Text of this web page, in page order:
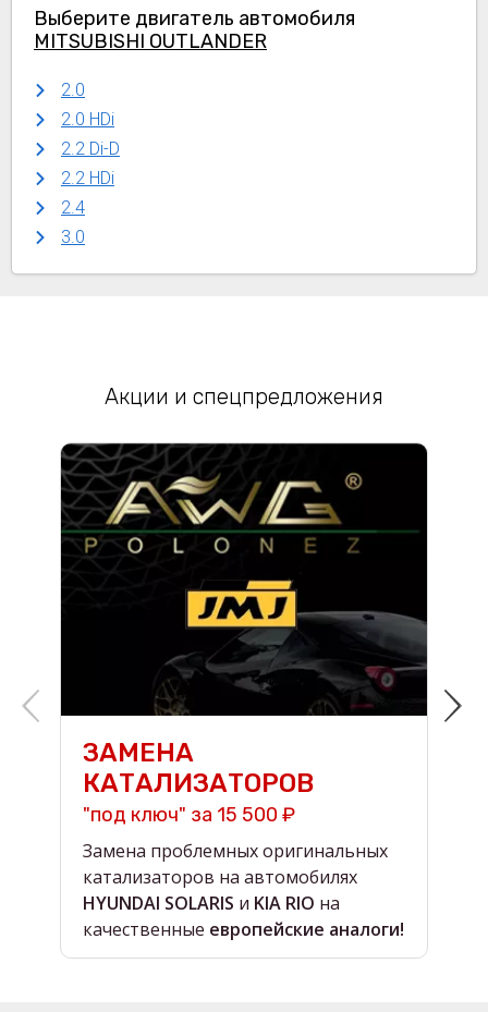
Выберите двигатель автомобиля
MITSUBISHI OUTLANDER
2.0
2.0 HDi
2.2 Di-D
2.2 HDi
2.4
3.0
Акции и спецпредложения
ЗАМЕНА
КАТАЛИЗАТОРОВ
"под ключ" за 15 500 ₽
Замена проблемных оригинальных
катализаторов на автомобилях
HYUNDAI SOLARIS и KIA RIO на
качественные европейские аналоги!